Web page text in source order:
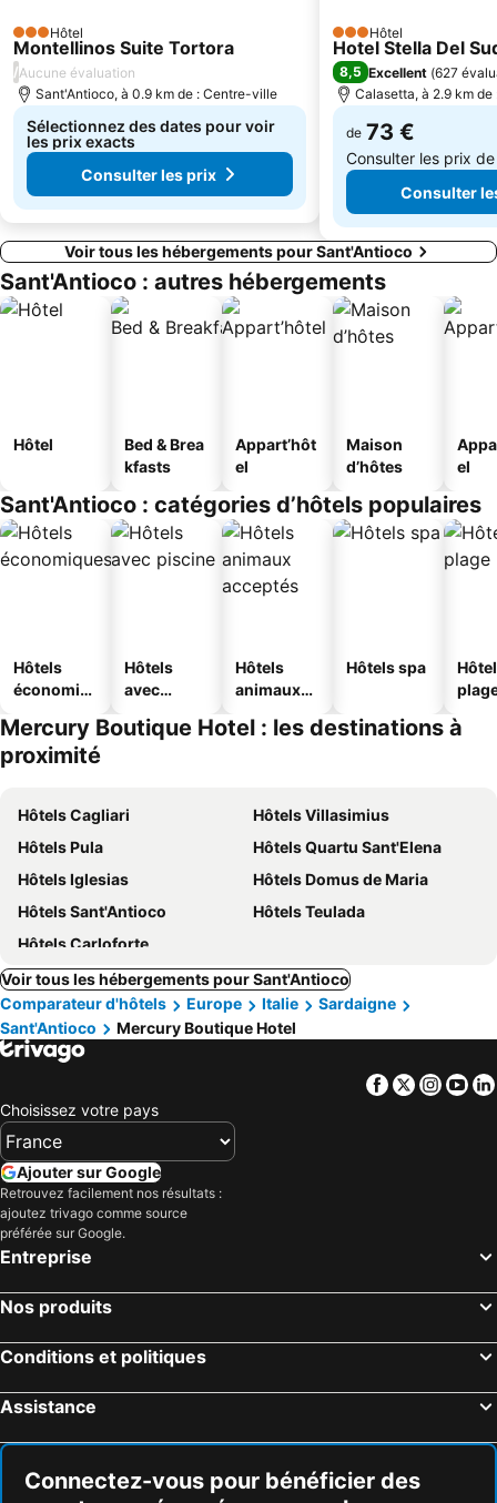
3 Étoiles
Hôtel
Montellinos Suite Tortora
/Aucune évaluation
Sant'Antioco, à 0.9 km de : Centre-ville
Sélectionnez des dates pour voir
les prix exacts
Consulter les prix
3 Étoiles
Hôtel
Hotel Stella Del
8,5 Excellent (627
Calasetta, à 2.9 km
de 73 €
Consulter les prix
Consulter
Voir tous les hébergements pour Sant'Antioco
Sant'Antioco : autres hébergements
Hôtel
Bed & Brea
kfasts
Appart’hôt
el
Maison
d’hôtes
el
Sant'Antioco : catégories d’hôtels populaires
Hôtels
économiq
Hôtels
avec
Hôtels
animaux
Hôtels spa
Mercury Boutique Hotel : les destinations à
proximité
Hôtels Cagliari
Hôtels Villasimius
Hôtels Pula
Hôtels Quartu Sant'Elena
Hôtels Iglesias
Hôtels Domus de Maria
Hôtels Sant'Antioco
Hôtels Teulada
Hôtels Carloforte
Voir tous les hébergements pour Sant'Antioco
Comparateur d'hôtels
Europe Italie
Sardaigne
Sant'Antioco
Mercury Boutique Hotel
Facebook
Twitter
Choisissez votre pays
Ajouter sur Google
Retrouvez facilement nos résultats :
ajoutez trivago comme source
préférée sur Google.
Entreprise
Nos produits
Conditions et politiques
Assistance
Connectez-vous pour bénéficier des